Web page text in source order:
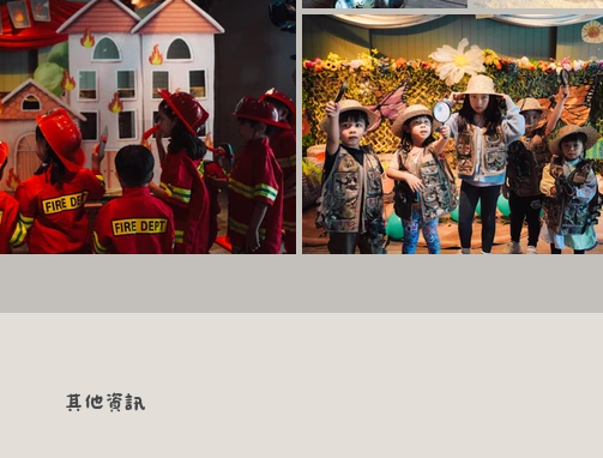
其他資訊